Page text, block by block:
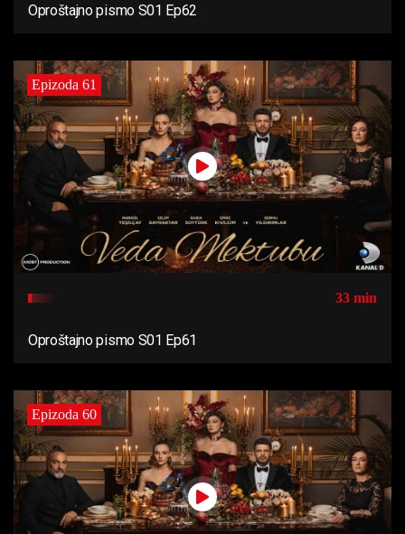
Oproštajno pismo S01 Ep62
Epizoda 61
33 min
Oproštajno pismo S01 Ep61
Epizoda 60